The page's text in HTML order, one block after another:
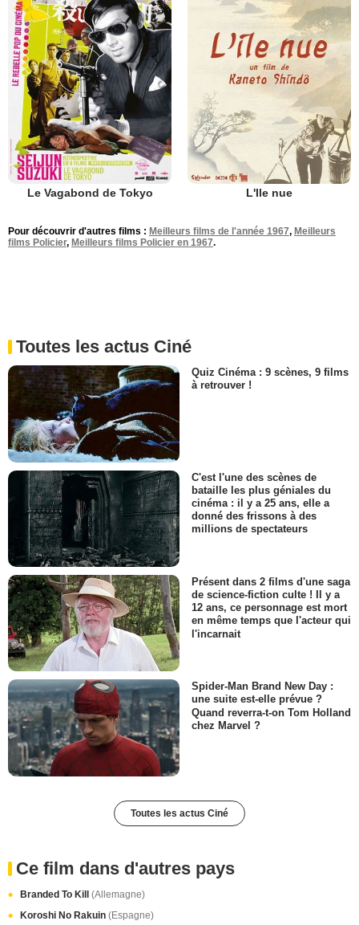
Le Vagabond de Tokyo L'Ile nue
Pour découvrir d'autres films : Meilleurs films de l'année 1967, Meilleurs
films Policier, Meilleurs films Policier en 1967.
Toutes les actus Ciné
Quiz Cinéma : 9 scènes, 9 films
à retrouver !
C'est l'une des scènes de
bataille les plus géniales du
cinéma : il y a 25 ans, elle a
donné des frissons à des
millions de spectateurs
Présent dans 2 films d'une saga
de science-fiction culte ! Il y a
12 ans, ce personnage est mort
en même temps que l'acteur qui
l'incarnait
Spider-Man Brand New Day :
une suite est-elle prévue ?
Quand reverra-t-on Tom Holland
chez Marvel ?
Toutes les actus Ciné
Ce film dans d'autres pays
Branded To Kill (Allemagne)
Koroshi No Rakuin (Espagne)